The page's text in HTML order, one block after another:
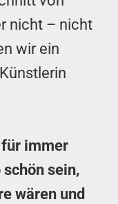
nicht – nicht
wir ein
für immer
sein,
wären und